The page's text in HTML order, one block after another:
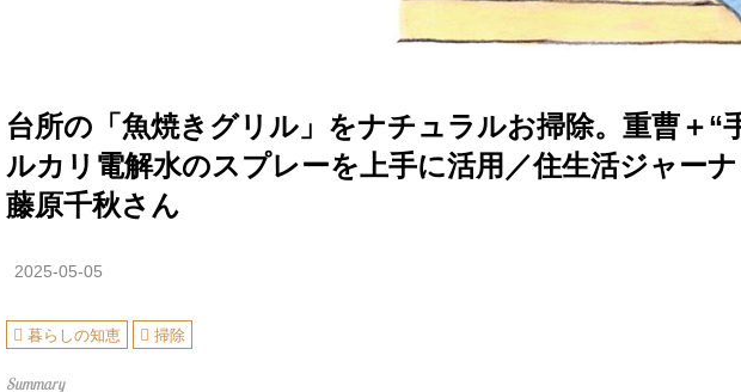
台所の「魚焼きグリル」をナチュラルお掃除。重曹＋“
ルカリ電解水のスプレーを上手に活用／住生活ジャーナ
藤原千秋さん
2025-05-05
暮らしの知恵 掃除